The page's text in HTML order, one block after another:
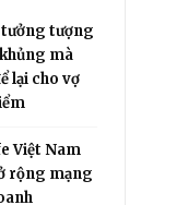
tượng
mà
lại cho vợ
Việt Nam
rộng mạng